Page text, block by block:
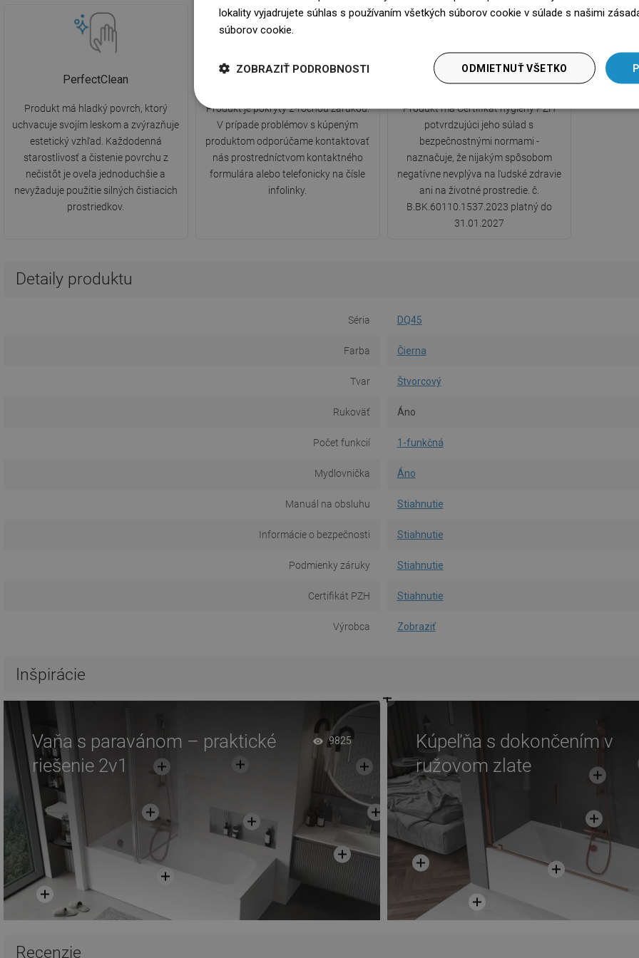
PerfectClean
Produkt má hladký povrch, ktorý
uchvacuje svojím leskom a zvýrazňuje
estetický vzhľad. Každodenná
starostlivosť a čistenie povrchu z
nečistôt je oveľa jednoduchšie a
nevyžaduje použitie silných čistiacich
prostriedkov.
Produkt je pokrytý 2-ročnou zárukou.
V prípade problémov s kúpeným
produktom odporúčame kontaktovať
nás prostredníctvom kontaktného
formulára alebo telefonicky na čísle
infolinky.
Certifikát hygieny PZH
Produkt má Certifikát hygieny PZH
potvrdzujúci jeho súlad s
bezpečnostnými normami -
naznačuje, že nijakým spôsobom
negatívne nevplýva na ľudské zdravie
ani na životné prostredie. č.
B.BK.60110.1537.2023 platný do
31.01.2027
Detaily produktu
Séria DQ45
Farba Čierna
Tvar Štvorcový
Rukoväť Áno
Počet funkcií 1-funkčná
Mydlovnička Áno
Manuál na obsluhu Stiahnutie
Informácie o bezpečnosti Stiahnutie
Podmienky záruky Stiahnutie
Certifikát PZH Stiahnutie
Výrobca Zobraziť
Inšpirácie
Vaňa s paravánom – praktické
riešenie 2v1
9825
Kúpeľňa s dokončením v
ružovom zlate
Recenzie
lokality vyjadrujete súhlas s používaním všetkých súborov cookie v súlade s našimi
súborov cookie.
ODMIETNUŤ VŠETKO
ZOBRAZIŤ PODROBNOSTI